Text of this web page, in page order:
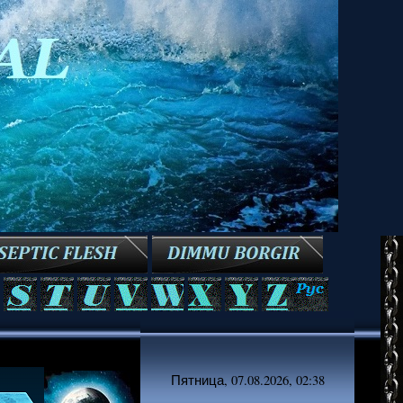
Пятница, 07.08.2026, 02:38